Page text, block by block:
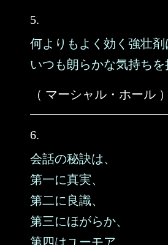
5.
何よりもよく効く強壮剤
いつも朗らかな気持ちを
（ マーシャル・ホール ）
6.
会話の秘訣は、
第一に真実、
第二に良識、
第三にほがらか、
第四はユーモア。